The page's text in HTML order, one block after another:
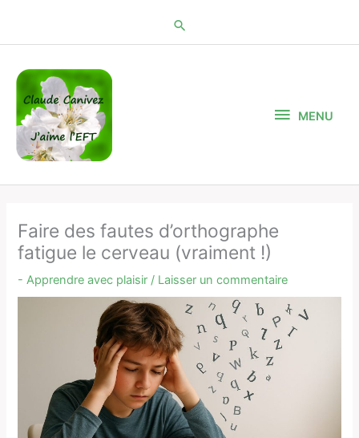
contenu
MENU
Faire des fautes d’orthographe
fatigue le cerveau (vraiment !)
- Apprendre avec plaisir / Laisser un commentaire